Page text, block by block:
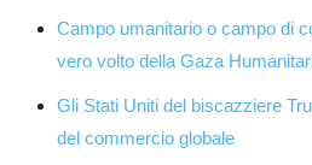
Campo umanitario o campo di
vero volto della Gaza
Gli Stati Uniti del biscazziere
del commercio globale